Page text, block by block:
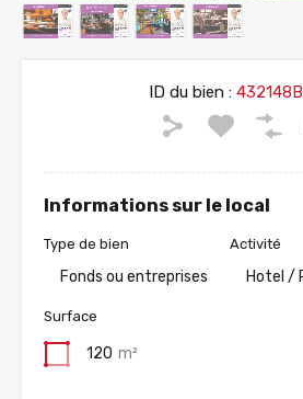
ID du bien :
Informations sur le local
Type de bien
Fonds ou entreprises
Activité
Hotel /
Surface
120 m²